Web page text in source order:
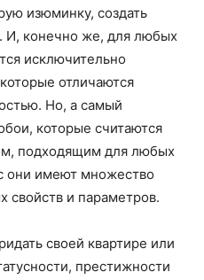
изюминку, создать
И, конечно же, для любых
исключительно
отличаются
Но, а самый
которые считаются
подходящим для любых
они имеют множество
свойств и параметров.
своей квартире или
престижности